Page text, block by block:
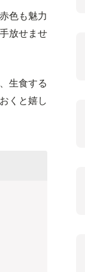
色も魅力
放せませ
生食する
くと嬉し